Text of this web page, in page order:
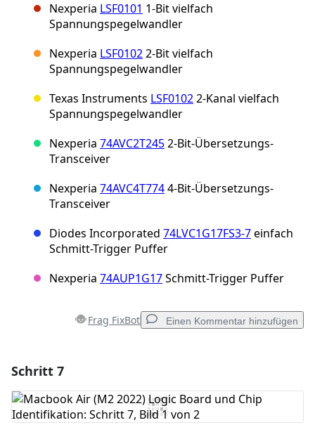
Nexperia LSF0101 1-Bit vielfach
Spannungspegelwandler
Nexperia LSF01022-Bit vielfach
Spannungspegelwandler
Texas Instruments LSF01022-Kanal vielfach
Spannungspegelwandler
Nexperia 74AVC2T2452-Bit-Übersetzungs-
Transceiver
Nexperia 74AVC4T7744-Bit-Übersetzungs-
Transceiver
Diodes Incorporated 74LVC1G17FS3-7einfach
Schmitt-Trigger Puffer
Nexperia 74AUP1G17Schmitt-Trigger Puffer
Frag FixBot Einen Kommentar hinzufügen
Kommentar hinzufügen
Schritt 7